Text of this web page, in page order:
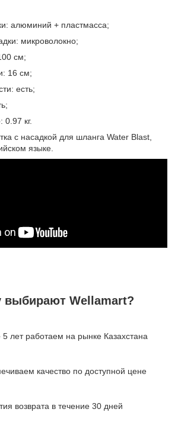
алюминий + пластмасса;
микроволокно;
см;
16 см;
есть;
0.97 кг.
с насадкой для шланга Water Blast,
языке.
выбирают Wellamart?
5 лет работаем на рынке Казахстана
качество по доступной цене
возврата в течение 30 дней